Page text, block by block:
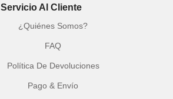
Servicio Al Cliente
¿Quiénes Somos?
FAQ
Política De Devoluciones
Pago & Envío